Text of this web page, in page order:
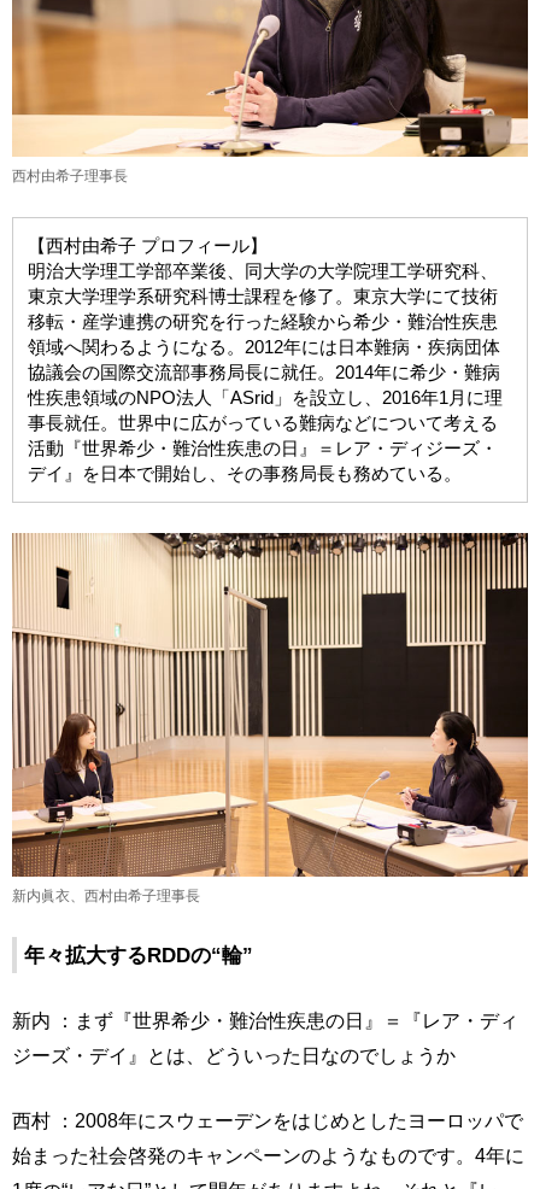
西村由希子理事長
【西村由希子 プロフィール】
明治大学理工学部卒業後、同大学の大学院理工学研究科、
東京大学理学系研究科博士課程を修了。東京大学にて技術
移転・産学連携の研究を行った経験から希少・難治性疾患
領域へ関わるようになる。2012年には日本難病・疾病団体
協議会の国際交流部事務局長に就任。2014年に希少・難病
性疾患領域のNPO法人「ASrid」を設立し、2016年1月に理
事長就任。世界中に広がっている難病などについて考える
活動『世界希少・難治性疾患の日』＝レア・ディジーズ・
デイ』を日本で開始し、その事務局長も務めている。
新内眞衣、西村由希子理事長
年々拡大するRDDの“輪”
新内 ：まず『世界希少・難治性疾患の日』＝『レア・ディ
ジーズ・デイ』とは、どういった日なのでしょうか
西村 ：2008年にスウェーデンをはじめとしたヨーロッパで
始まった社会啓発のキャンペーンのようなものです。4年に